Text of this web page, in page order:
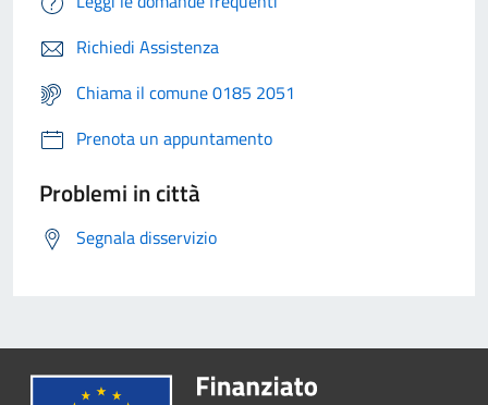
Richiedi Assistenza
Chiama il comune 0185 2051
Prenota un appuntamento
Problemi in città
Segnala disservizio